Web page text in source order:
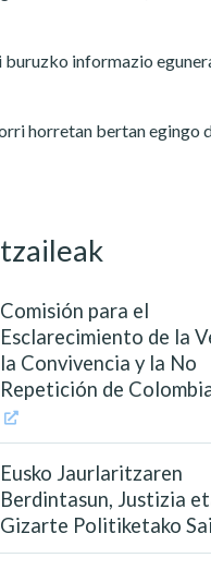
informazio
horretan bertan egingo
Comisión para el
Esclarecimiento de la
la Convivencia y la No
Repetición de
Eusko Jaurlaritzaren
Berdintasun, Justizia
Gizarte Politiketako